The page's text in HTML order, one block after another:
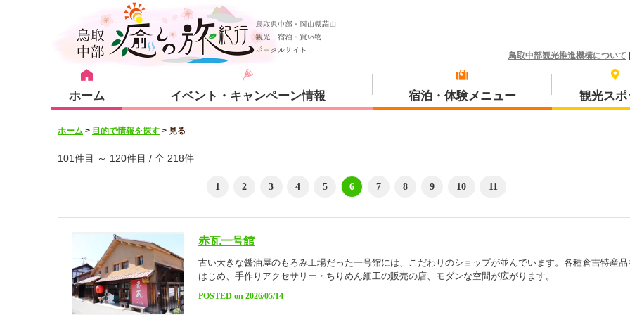
鳥取中部観光推進機構について
ホーム イベント・キャンペーン情報 宿泊・体験メニュー
宿泊・体験メニュー
宿泊プラン 体験プラン
観光スポ
観光スポット
琴浦町
湯梨浜町 三朝町
ホーム > 目的で情報を探す > 見る
101件目 ～ 120件目 / 全 218件
1 2 3 4 5 6 7 8 9 10 11
赤瓦一号館
古い大きな醤油屋のもろみ工場だった一号館には、こだわりのショップが並んでいます。各種倉吉特産品
はじめ、手作りアクセサリー・ちりめん細工の販売の店、モダンな空間が広がります。
POSTED on 2026/05/14